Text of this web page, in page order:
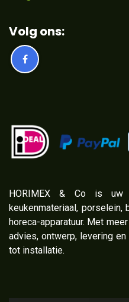
Volg ons:
​HORIMEX & Co is uw
keukenmateriaal, porselein,
horeca-apparatuur. Met
advies, ontwerp, levering
tot installatie.